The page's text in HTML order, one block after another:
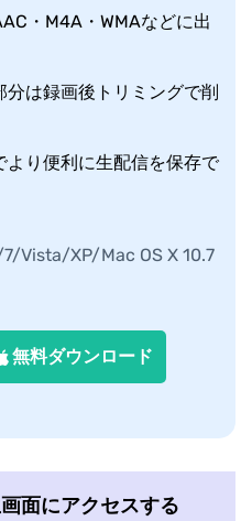
・M4A・WMAなどに出
は録画後トリミングで削
より便利に生配信を保存で
Vista/XP/Mac OS X 10.7
無料ダウンロード
面にアクセスする